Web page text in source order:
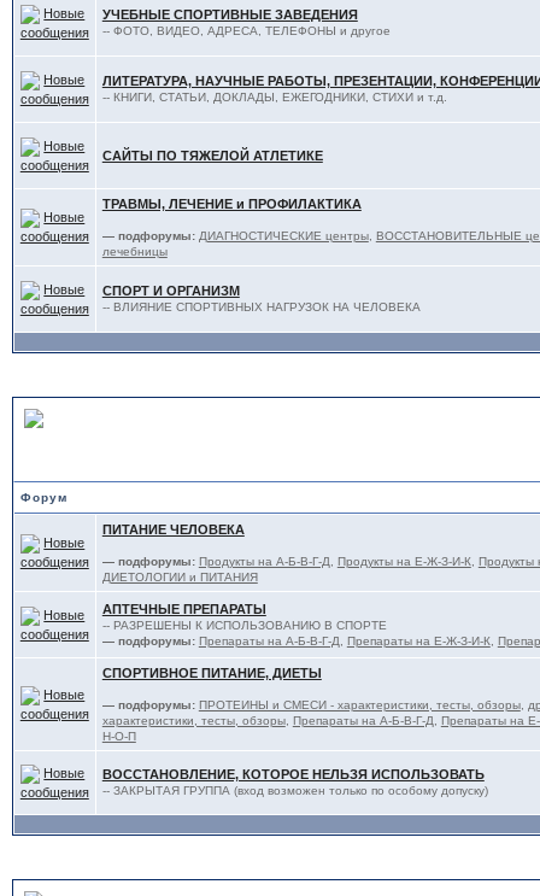
УЧЕБНЫЕ СПОРТИВНЫЕ ЗАВЕДЕНИЯ
-- ФОТО, ВИДЕО, АДРЕСА, ТЕЛЕФОНЫ и другое
ЛИТЕРАТУРА, НАУЧНЫЕ РАБОТЫ, ПРЕЗЕНТАЦИИ,
-- КНИГИ, СТАТЬИ, ДОКЛАДЫ, ЕЖЕГОДНИКИ, СТИХИ и т.д.
САЙТЫ ПО ТЯЖЕЛОЙ АТЛЕТИКЕ
ТРАВМЫ, ЛЕЧЕНИЕ и ПРОФИЛАКТИКА
— подфорумы: ДИАГНОСТИЧЕСКИЕ центры, ВОССТАНОВИТЕЛЬНЫЕ
лечебницы
СПОРТ И ОРГАНИЗМ
-- ВЛИЯНИЕ СПОРТИВНЫХ НАГРУЗОК НА ЧЕЛОВЕКА
Форум
ПИТАНИЕ ЧЕЛОВЕКА
— подфорумы: Продукты на А-Б-В-Г-Д Продукты на Е-Ж-З-И-К,
ДИЕТОЛОГИИ и ПИТАНИЯ
АПТЕЧНЫЕ ПРЕПАРАТЫ
-- РАЗРЕШЕНЫ К ИСПОЛЬЗОВАНИЮ В СПОРТЕ
— подфорумы: Препараты на А-Б-В-Г-Д Препараты на Е-Ж-З-И-К,
СПОРТИВНОЕ ПИТАНИЕ, ДИЕТЫ
— подфорумы: ПРОТЕИНЫ и СМЕСИ - характеристики, тесты, обзоры,
характеристики, тесты, обзоры, Препараты на А-Б-В-Г-Д
Препараты на
Н-О-П
ВОССТАНОВЛЕНИЕ, КОТОРОЕ НЕЛЬЗЯ ИСПОЛЬЗОВАТЬ
-- ЗАКРЫТАЯ ГРУППА (вход возможен только по особому допуску)